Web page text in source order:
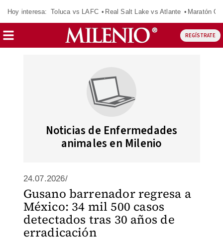
Hoy interesa: Toluca vs LAFC Real Salt Lake vs Atlante Maratón
REGÍSTRATE
Noticias de Enfermedades
animales en Milenio
24.07.2026/
Gusano barrenador regresa a
México: 34 mil 500 casos
detectados tras 30 años de
erradicación